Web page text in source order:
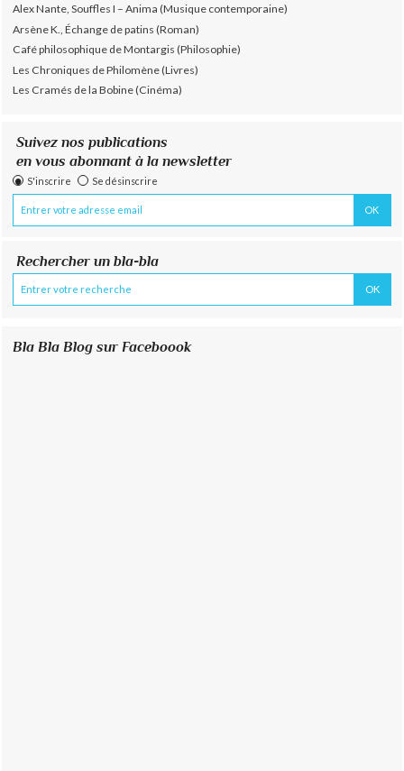
Alex Nante, Souffles I – Anima (Musique contemporaine)
Arsène K., Échange de patins (Roman)
Café philosophique de Montargis (Philosophie)
Les Chroniques de Philomène (Livres)
Les Cramés de la Bobine (Cinéma)
Suivez nos publications
en vous abonnant à la newsletter
S'inscrire Se désinscrire
Rechercher un bla-bla
Bla Bla Blog sur Faceboook